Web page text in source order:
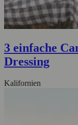
3 einfache
Dressing
Kalifornien